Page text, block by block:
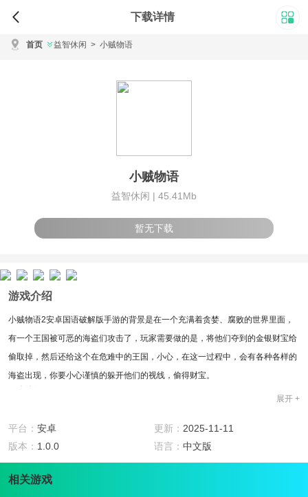
下载详情
首页 益智休闲 > 小贼物语
小贼物语
益智休闲 | 45.41Mb
暂无下载
游戏介绍
小贼物语2安卓国语破解版手游的背景是在一个充满着贪婪、腐败的世界里面，
有一个王国被可恶的海盗们攻击了，玩家需要做的是，将他们夺到的金银财宝给
偷取掉，然后还给这个在危难中的王国，小心，在这一过程中，会有各种各样的
海盗出现，你要小心谨慎的躲开他们的视线，偷得财宝。
1.很强大的互动模式：玩家在游戏的时候和各种各样的NPC进行交流，或许能够
获得很多任务线索。
2.游戏玩法很考验玩家的智商，智商不行的还是建议不要深入，可能你会玩不
懂。
3.好玩有趣的单机游戏，玩家可以随时随地打开游戏，退出来系统还会记录通关
展开 +
平台： 安卓 更新： 2025-11-11
版本： 1.0.0 语言： 中文版
相关游戏